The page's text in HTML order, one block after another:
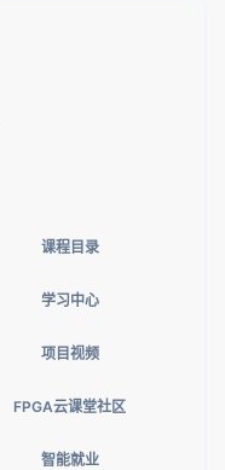
课程目录
学习中心
项目视频
FPGA云课堂社区
智能就业